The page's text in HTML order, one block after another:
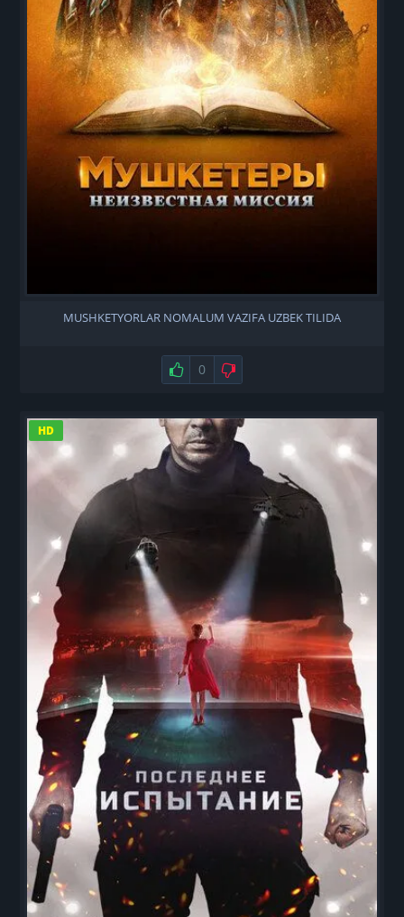
MUSHKETYORLAR NOMALUM VAZIFA UZBEK TILIDA
Нравится
0 Не нравится
HD